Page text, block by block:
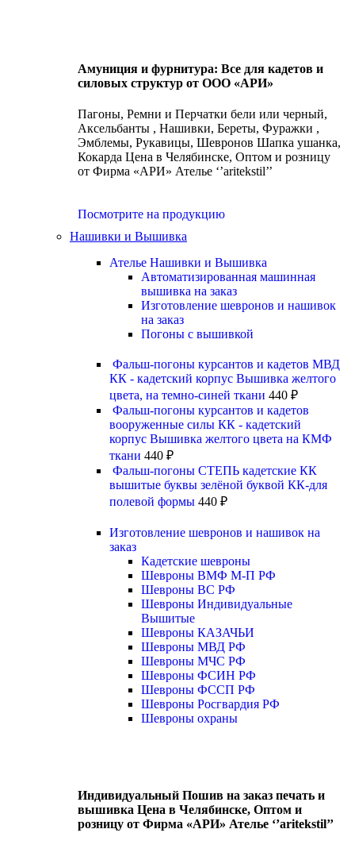
Амуниция и фурнитура: Все для кадетов и
силовых структур от ООО «АРИ»
Пагоны, Ремни и Перчатки бели или черный,
Аксельбанты , Нашивки, Береты, Фуражки ,
Эмблемы, Рукавицы, Шевронов Шапка ушанка,
Кокарда Цена в Челябинске, Оптом и розницу
от Фирма «АРИ» Ателье ‘’aritekstil’’
Посмотрите на продукцию
Нашивки и Вышивка
Ателье Нашивки и Вышивка
Автоматизированная машинная
вышивка на заказ
Изготовление шевронов и нашивок
на заказ
Погоны с вышивкой
Фальш-погоны курсантов и кадетов МВД
КК - кадетский корпус Вышивка желтого
цвета, на темно-синей ткани 440 ₽
Фальш-погоны курсантов и кадетов
вооруженные силы КК - кадетский
корпус Вышивка желтого цвета на КМФ
ткани 440 ₽
Фальш-погоны СТЕПЬ кадетские КК
вышитые буквы зелёной буквой КК-для
полевой формы 440 ₽
Изготовление шевронов и нашивок на
заказ
Кадетские шевроны
Шевроны ВМФ М-П РФ
Шевроны ВС РФ
Шевроны Индивидуальные
Вышитые
Шевроны КАЗАЧЬИ
Шевроны МВД РФ
Шевроны МЧС РФ
Шевроны ФСИН РФ
Шевроны ФССП РФ
Шевроны Росгвардия РФ
Шевроны охраны
Индивидуальный Пошив на заказ печать и
вышивка Цена в Челябинске, Оптом и
розницу от Фирма «АРИ» Ателье ‘’aritekstil’’